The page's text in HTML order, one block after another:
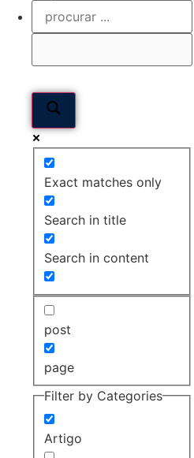
Exact matches only
Search in title
Search in content
post
page
Filter by Categories
Artigo